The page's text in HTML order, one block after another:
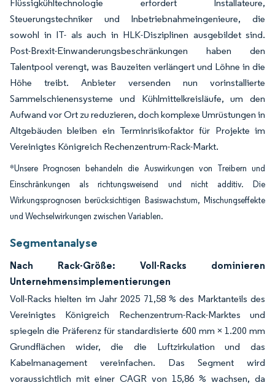
Flüssigkühltechnologie erfordert Installateure,
Steuerungstechniker und Inbetriebnahmeingenieure, die
sowohl in IT- als auch in HLK-Disziplinen ausgebildet sind.
Post-Brexit-Einwanderungsbeschränkungen haben den
Talentpool verengt, was Bauzeiten verlängert und Löhne in die
Höhe treibt. Anbieter versenden nun vorinstallierte
Sammelschienensysteme und Kühlmittelkreisläufe, um den
Aufwand vor Ort zu reduzieren, doch komplexe Umrüstungen in
Altgebäuden bleiben ein Terminrisikofaktor für Projekte im
Vereinigtes Königreich Rechenzentrum-Rack-Markt.
*Unsere Prognosen behandeln die Auswirkungen von Treibern und
Einschränkungen als richtungsweisend und nicht additiv. Die
Wirkungsprognosen berücksichtigen Basiswachstum, Mischungseffekte
und Wechselwirkungen zwischen Variablen.
Segmentanalyse
Nach Rack-Größe: Voll-Racks dominieren
Unternehmensimplementierungen
Voll-Racks hielten im Jahr 2025 71,58 % des Marktanteils des
Vereinigtes Königreich Rechenzentrum-Rack-Marktes und
spiegeln die Präferenz für standardisierte 600 mm × 1.200 mm
Grundflächen wider, die die Luftzirkulation und das
Kabelmanagement vereinfachen. Das Segment wird
voraussichtlich mit einer CAGR von 15,86 % wachsen, da